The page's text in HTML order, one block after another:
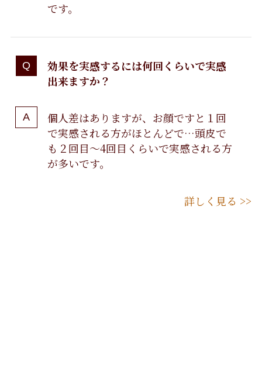
です。
効果を実感するには何回くらいで実感
出来ますか？
個人差はありますが、お顔ですと１回
で実感される方がほとんどで…頭皮で
も２回目〜4回目くらいで実感される方
が多いです。
詳しく見る >>